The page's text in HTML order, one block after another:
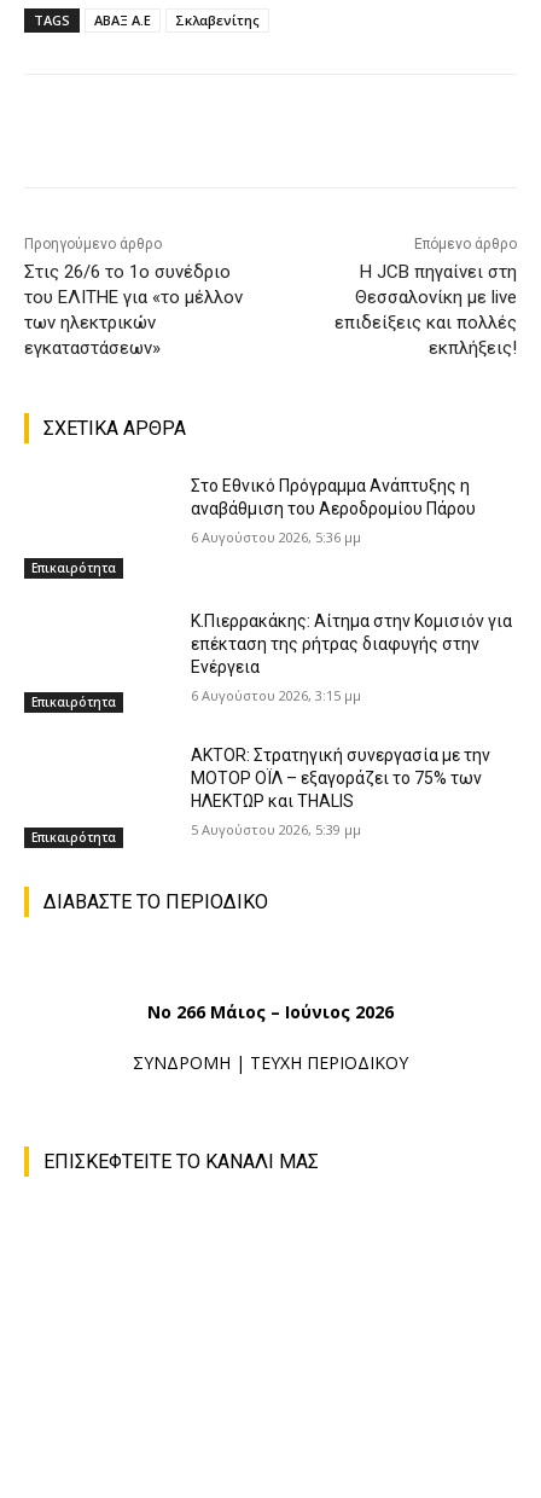
TAGS ΑΒΑΞ Α.Ε Σκλαβενίτης
Προηγούμενο άρθρο
Στις 26/6 το 1ο συνέδριο
του ΕΛΙΤΗΕ για «το μέλλον
των ηλεκτρικών
εγκαταστάσεων»
Επόμενο άρθρο
Η JCB πηγαίνει στη
Θεσσαλονίκη με live
επιδείξεις και πολλές
εκπλήξεις!
ΣΧΕΤΙΚΑ ΑΡΘΡΑ
Επικαιρότητα
Στο Εθνικό Πρόγραμμα Ανάπτυξης η
αναβάθμιση του Αεροδρομίου Πάρου
6 Αυγούστου 2026, 5:36 μμ
Επικαιρότητα
K.Πιερρακάκης: Αίτημα στην Κομισιόν για
επέκταση της ρήτρας διαφυγής στην
Ενέργεια
6 Αυγούστου 2026, 3:15 μμ
Επικαιρότητα
AKTOR: Στρατηγική συνεργασία με την
ΜΟΤΟΡ ΟΪΛ – εξαγοράζει το 75% των
ΗΛΕΚΤΩΡ και THALIS
5 Αυγούστου 2026, 5:39 μμ
ΔΙΑΒΑΣΤΕ ΤΟ ΠΕΡΙΟΔΙΚΟ
No 266 Μάιος – Ιούνιος 2026
ΣΥΝΔΡΟΜΗ | ΤΕΥΧΗ ΠΕΡΙΟΔΙΚΟΥ
ΕΠΙΣΚΕΦΤΕΙΤΕ ΤΟ ΚΑΝΑΛΙ ΜΑΣ